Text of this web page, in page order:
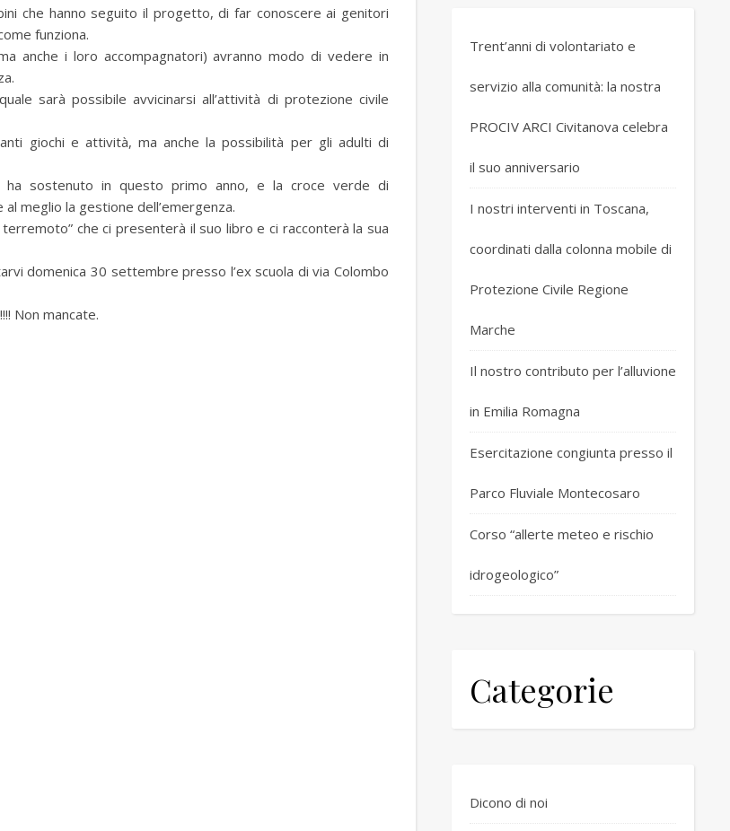
che hanno seguito il progetto, di far conoscere ai genitori
funziona.
anche i loro accompagnatori) avranno modo di vedere in
sarà possibile avvicinarsi all’attività di protezione civile
giochi e attività, ma anche la possibilità per gli adulti di
ha sostenuto in questo primo anno, e la croce verde di
meglio la gestione dell’emergenza.
che ci presenterà il suo libro e ci racconterà la sua
domenica 30 settembre presso l’ex scuola di via Colombo
Non mancate.
Trent’anni di volontariato e
servizio alla comunità: la nostra
PROCIV ARCI Civitanova celebra
il suo anniversario
I nostri interventi in Toscana,
coordinati dalla colonna mobile di
Protezione Civile Regione
Marche
Il nostro contributo per l’alluvione
in Emilia Romagna
Esercitazione congiunta presso il
Parco Fluviale Montecosaro
Corso “allerte meteo e rischio
idrogeologico”
Categorie
Dicono di noi